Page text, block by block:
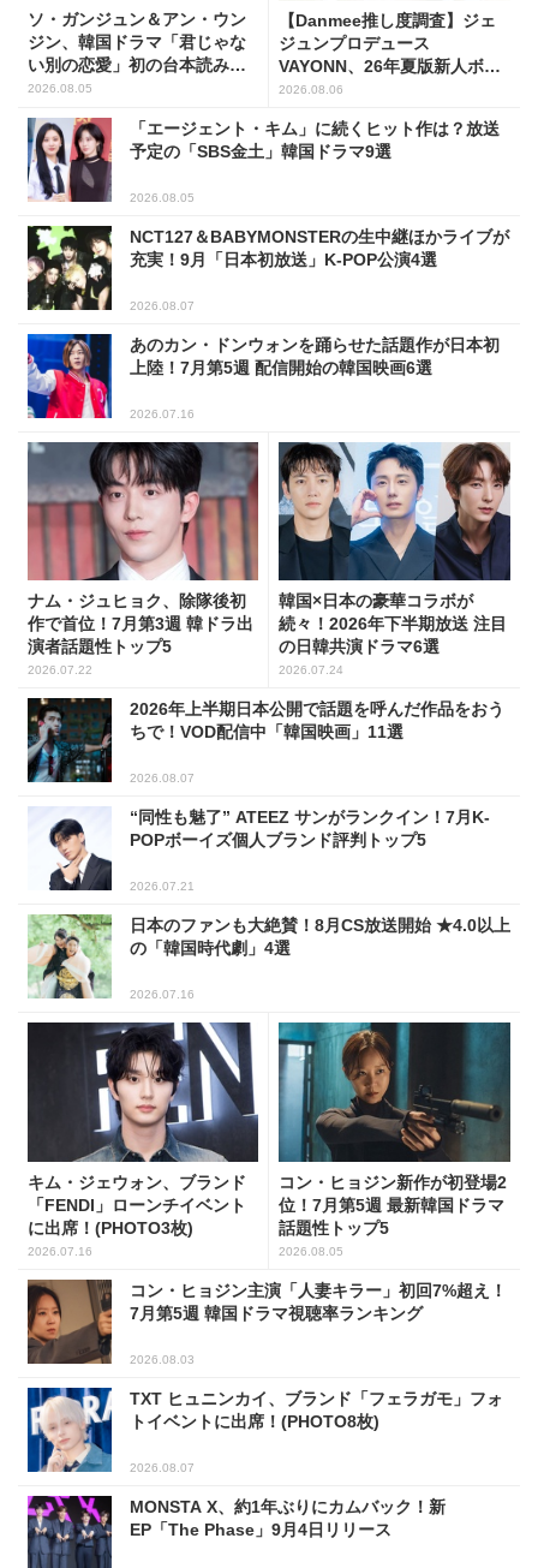
ソ・ガンジュン＆アン・ウン
ジン、韓国ドラマ「君じゃな
い別の恋愛」初の台本読み合
わせで抜群のケミ
2026.08.05
【Danmee推し度調査】ジェ
ジュンプロデュース
VAYONN、26年夏版新人ボー
イズグループ人気No.1に
2026.08.06
「エージェント・キム」に続くヒット作は？放送
予定の「SBS金土」韓国ドラマ9選
2026.08.05
NCT127＆BABYMONSTERの生中継ほかライブが
充実！9月「日本初放送」K-POP公演4選
2026.08.07
あのカン・ドンウォンを踊らせた話題作が日本初
上陸！7月第5週 配信開始の韓国映画6選
2026.07.16
ナム・ジュヒョク、除隊後初
作で首位！7月第3週 韓ドラ出
演者話題性トップ5
2026.07.22
韓国×日本の豪華コラボが
続々！2026年下半期放送 注目
の日韓共演ドラマ6選
2026.07.24
2026年上半期日本公開で話題を呼んだ作品をおう
ちで！VOD配信中「韓国映画」11選
2026.08.07
“同性も魅了” ATEEZ サンがランクイン！7月K-
POPボーイズ個人ブランド評判トップ5
2026.07.21
日本のファンも大絶賛！8月CS放送開始 ★4.0以上
の「韓国時代劇」4選
2026.07.16
キム・ジェウォン、ブランド
「FENDI」ローンチイベント
に出席！(PHOTO3枚)
2026.07.16
コン・ヒョジン新作が初登場2
位！7月第5週 最新韓国ドラマ
話題性トップ5
2026.08.05
コン・ヒョジン主演「人妻キラー」初回7%超え！
7月第5週 韓国ドラマ視聴率ランキング
2026.08.03
TXT ヒュニンカイ、ブランド「フェラガモ」フォ
トイベントに出席！(PHOTO8枚)
2026.08.07
MONSTA X、約1年ぶりにカムバック！新
EP「The Phase」9月4日リリース